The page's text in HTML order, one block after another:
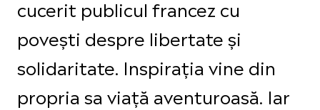
cucerit publicul francez cu
povești despre libertate și
solidaritate. Inspirația vine din
propria sa viață aventuroasă. Iar